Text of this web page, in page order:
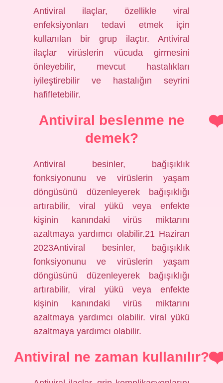
Antiviral ilaçlar, özellikle viral
enfeksiyonları tedavi etmek için
kullanılan bir grup ilaçtır. Antiviral
ilaçlar virüslerin vücuda girmesini
önleyebilir, mevcut hastalıkları
iyileştirebilir ve hastalığın seyrini
hafifletebilir.
Antiviral beslenme ne
demek?
Antiviral besinler, bağışıklık
fonksiyonunu ve virüslerin yaşam
döngüsünü düzenleyerek bağışıklığı
artırabilir, viral yükü veya enfekte
kişinin kanındaki virüs miktarını
azaltmaya yardımcı olabilir.21 Haziran
2023Antiviral besinler, bağışıklık
fonksiyonunu ve virüslerin yaşam
döngüsünü düzenleyerek bağışıklığı
artırabilir, viral yükü veya enfekte
kişinin kanındaki virüs miktarını
azaltmaya yardımcı olabilir. viral yükü
azaltmaya yardımcı olabilir.
Antiviral ne zaman kullanılır?